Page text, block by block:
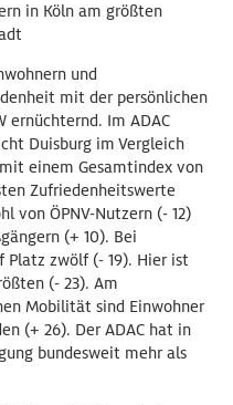
in Köln am größten
und
mit der persönlichen
ernüchternd. Im ADAC
Duisburg im Vergleich
einem Gesamtindex von
Zufriedenheitswerte
von ÖPNV-Nutzern (- 12)
(+ 10). Bei
zwölf (- 19). Hier ist
(- 23). Am
Mobilität sind Einwohner
(+ 26). Der ADAC hat in
bundesweit mehr als